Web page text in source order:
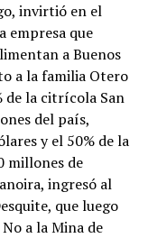
invirtió en el
empresa que
a Buenos
a la familia Otero
de la citrícola San
del país,
y el 50% de la
millones de
ingresó al
que luego
a la Mina de